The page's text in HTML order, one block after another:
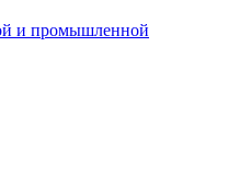
и промышленной